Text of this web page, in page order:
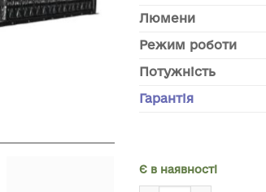
Люмени
Режим роботи
Потужність
Гарантія
Є в наявності